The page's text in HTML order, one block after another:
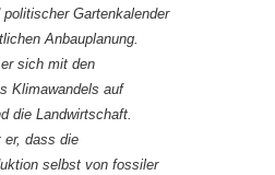
politischer Gartenkalender
Anbauplanung.
sich mit den
Klimawandels auf
die Landwirtschaft.
er, dass die
selbst von fossiler